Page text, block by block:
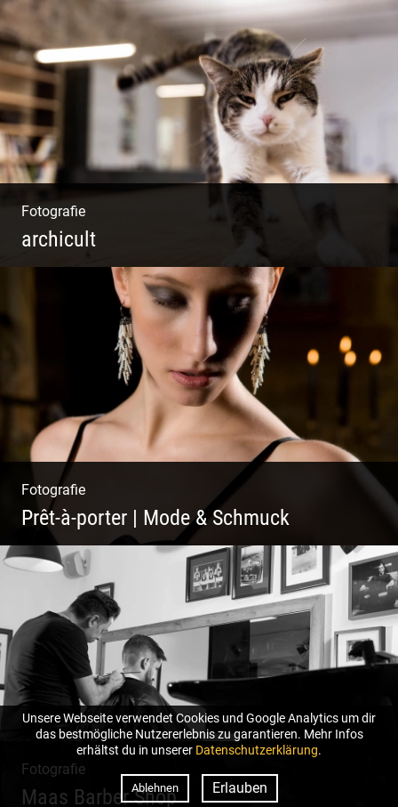
Mystische Modefotografie
Fotografie
archicult
Lesen & Inspirieren | Messen & Verlegen |
Zeichnen & Malen | Planen & Bauen
Fotografie
Prêt-à-porter | Mode & Schmuck
Fotografie
Maas Barber Shop
Unsere Webseite verwendet Cookies und Google Analytics um dir
das bestmögliche Nutzererlebnis zu garantieren. Mehr Infos
erhältst du in unserer Datenschutzerklärung.
Ablehnen Erlauben